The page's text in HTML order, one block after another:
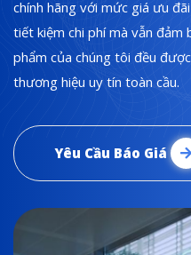
chính hãng với mức giá ưu
tiết kiệm chi phí mà vẫn đảm
phẩm của chúng tôi đều
thương hiệu uy tín toàn cầu.
Yêu Cầu Báo Giá